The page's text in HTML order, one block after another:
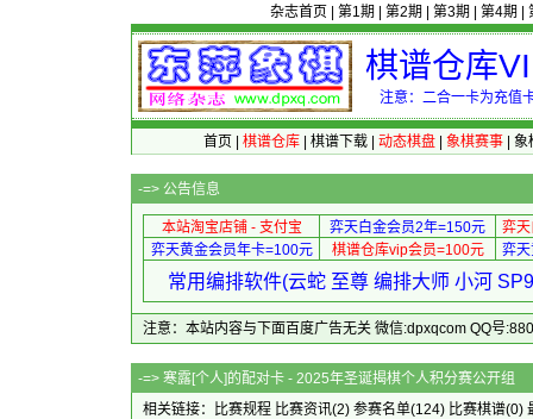
杂志首页 第1期 第2期 第3期 第4期
棋谱仓库
注意：二合一卡为充值
首页 棋谱仓库| 棋谱下载| 动态棋盘| 象棋赛事| 象
-=> 公告信息
本站淘宝店铺 - 支付宝 弈天白金会员2年=150元
弈
弈天黄金会员年卡=100元
棋谱仓库vip会员=100元 弈
常用编排软件(云蛇 至尊 编排大师 小河
注意：本站内容与下面百度广告无关 微信:dpxqcom QQ号
-=> 寒露[个人]的配对卡 - 2025年
相关链接：
比赛规程 比赛资讯(2) 参赛名单(124) 比赛棋谱(0)